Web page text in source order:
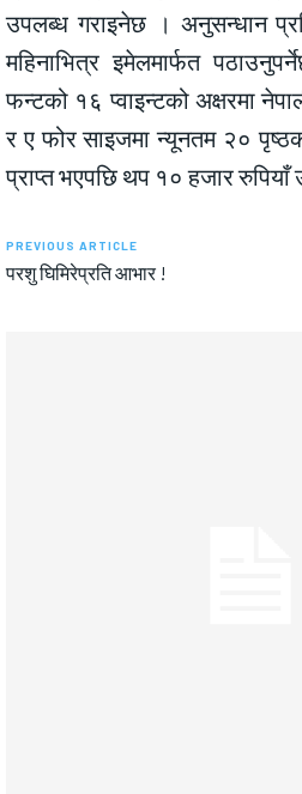
उपलब्ध गराइनेछ । अनुसन्धान
महिनाभित्र इमेलमार्फत
फन्टको १६ प्वाइन्टको अक्षरमा
र ए फोर साइजमा न्यूनतम २०
प्राप्त भएपछि थप १० हजार
PREVIOUS ARTICLE
परशु घिमिरेप्रति आभार !